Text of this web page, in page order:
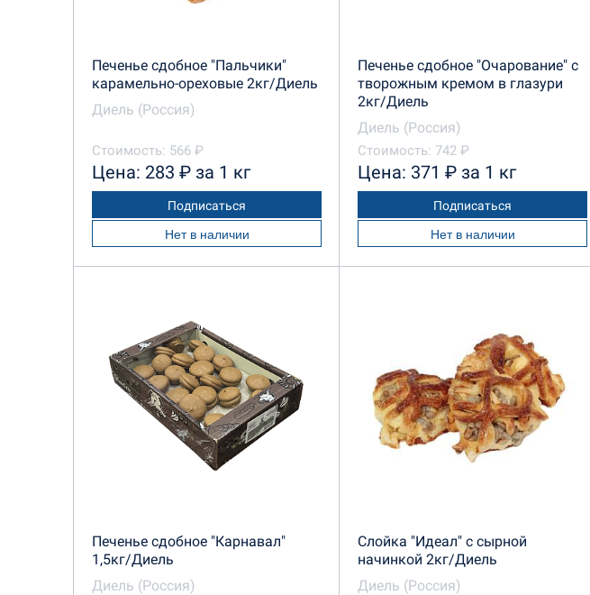
Печенье сдобное "Пальчики"
карамельно-ореховые 2кг/Диель
Диель (Россия)
Стоимость: 566 ₽
Цена: 283 ₽ за 1 кг
Подписаться
Нет в наличии
Печенье сдобное "Очарование" с
творожным кремом в глазури
2кг/Диель
Диель (Россия)
Стоимость: 742 ₽
Цена: 371 ₽ за 1 кг
Подписаться
Нет в наличии
Печенье сдобное "Карнавал"
1,5кг/Диель
Диель (Россия)
Слойка "Идеал" с сырной
начинкой 2кг/Диель
Диель (Россия)